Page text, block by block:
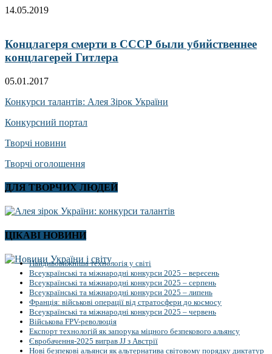
14.05.2019
Концлагеря смерти в СССР были убийственнее
концлагерей Гитлера
05.01.2017
Конкурси талантів: Алея Зірок України
Конкурсний портал
Творчі новини
Творчі оголошення
ДЛЯ ТВОРЧИХ ЛЮДЕЙ
ЦІКАВІ НОВИНИ
Найдивовижніша технологія у світі
Всеукраїнські та міжнародні конкурси 2025 – вересень
Всеукраїнські та міжнародні конкурси 2025 – серпень
Всеукраїнські та міжнародні конкурси 2025 – липень
Франція: військові операції від стратосфери до космосу
Всеукраїнські та міжнародні конкурси 2025 – червень
Військова FPV-революція
Експорт технологій як запорука міцного безпекового альянсу
Євробачення-2025 виграв JJ з Австрії
Нові безпекові альянси як альтернатива світовому порядку диктатур